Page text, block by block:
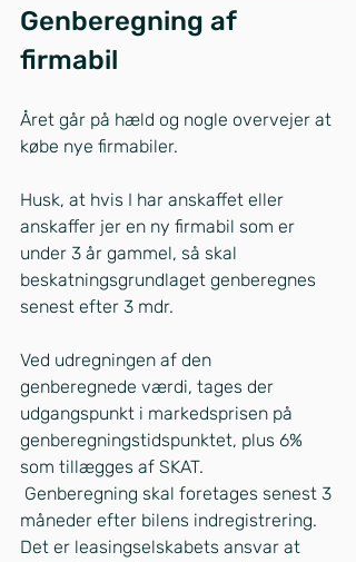
Genberegning af
firmabil
Året går på hæld og nogle overvejer at
købe nye firmabiler.
Husk, at hvis I har anskaffet eller
anskaffer jer en ny firmabil som er
under 3 år gammel, så skal
beskatningsgrundlaget genberegnes
senest efter 3 mdr.
Ved udregningen af den
genberegnede værdi, tages der
udgangspunkt i markedsprisen på
genberegningstidspunktet, plus 6%
som tillægges af SKAT.
måneder efter bilens indregistrering.
Det er leasingselskabets ansvar at